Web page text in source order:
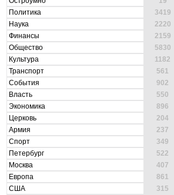
Политика
3419
Наука
2220
Финансы
2159
Общество
5830
Культура
1182
Транспорт
561
События
902
Власть
550
Экономика
896
Церковь
204
Армия
237
Спорт
349
Петербург
522
Москва
407
Европа
861
США
315